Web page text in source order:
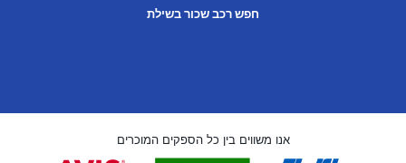
חפש רכב שכור בשילת
אנו משווים בין כל הספקים המוכרים